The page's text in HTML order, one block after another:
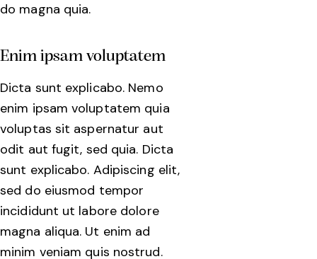
do magna quia.
Enim ipsam voluptatem
Dicta sunt explicabo. Nemo
enim ipsam voluptatem quia
voluptas sit aspernatur aut
odit aut fugit, sed quia. Dicta
sunt explicabo. Adipiscing elit,
sed do eiusmod tempor
incididunt ut labore dolore
magna aliqua. Ut enim ad
minim veniam quis nostrud.